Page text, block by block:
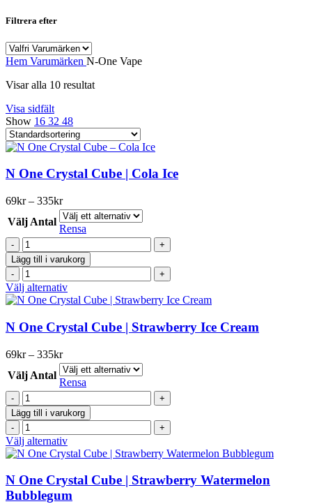
Filtrera efter
Hem Varumärken N-One Vape
Visar alla 10 resultat
Visa sidfält
Show 16 32 48
N One Crystal Cube | Cola Ice
69kr – 335krPrisintervall:
69kr
till
335kr
Välj Antal
Rensa
N
One
Crystal
Cube
|
Cola
mängd
Lägg till i varukorg
N
One
Crystal
|
Cola
mängd
Välj alternativDen
här
har
flera
De
olika
alternativen
väljas
på
produktsidan
N One Crystal Cube | Strawberry Ice Cream
69kr – 335krPrisintervall:
69kr
till
335kr
Välj Antal
Rensa
N
One
Crystal
Cube
|
Strawberry
Cream
mängd
Lägg till i varukorg
N
One
Crystal
|
Strawberry
Ice
Välj alternativDen
här
har
N One Crystal Cube | Strawberry Watermelon
Bubblegum